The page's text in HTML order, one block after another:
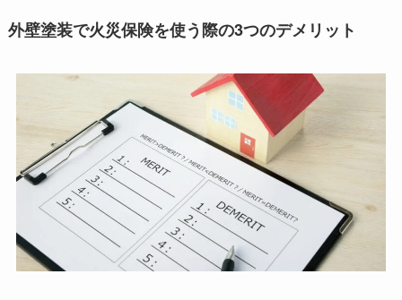
外壁塗装で火災保険を使う際の3つのデメリット